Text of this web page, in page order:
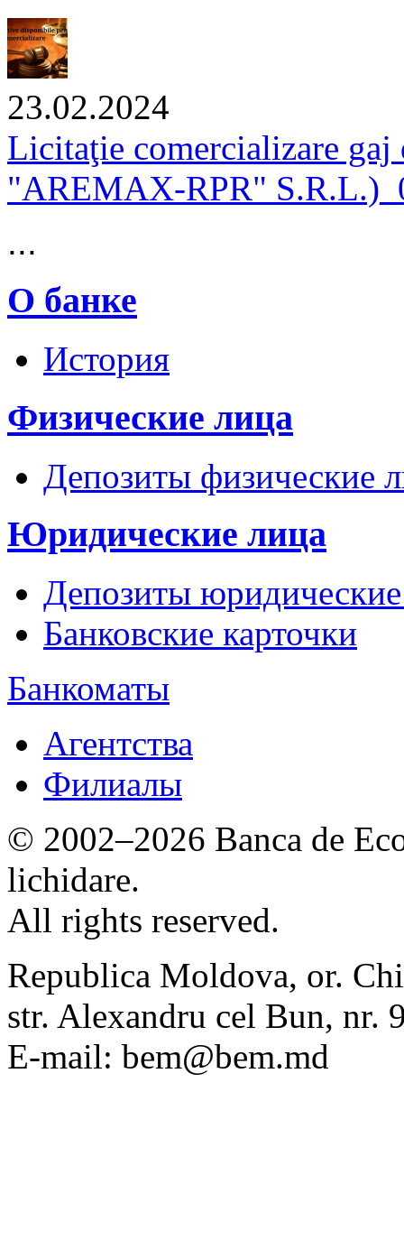
23.02.2024
Licitaţie comercializare
"AREMAX-RPR"
...
О банке
История
Физические лица
Депозиты физические
Юридические лица
Депозиты
Банковские карточки
Банкоматы
Агентства
Филиалы
© 2002–2026 Banca de
lichidare.
All rights reserved.
Republica Moldova, or.
str. Alexandru cel Bun, nr.
E-mail: bem@bem.md